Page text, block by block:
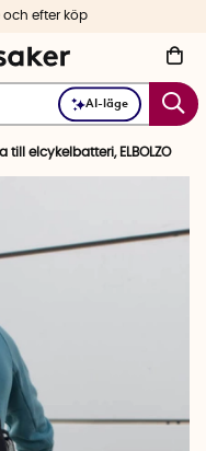
AI-läge
och efter köp
till elcykelbatteri, ELBOLZO